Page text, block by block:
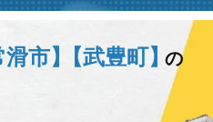
滑市】 【武豊町】の